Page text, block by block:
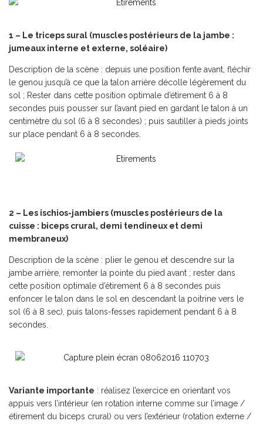
1 – Le triceps sural (muscles postérieurs de la jambe :
jumeaux interne et externe, soléaire)
Description de la scène : depuis une position fente avant, fléchir
le genou jusqu’à ce que la talon arrière décolle légèrement du
sol ; Rester dans cette position optimale d’étirement 6 à 8
secondes puis pousser sur l’avant pied en gardant le talon à un
centimètre du sol (6 à 8 secondes) ; puis sautiller à pieds joints
sur place pendant 6 à 8 secondes.
2 – Les ischios-jambiers (muscles postérieurs de la
cuisse : biceps crural, demi tendineux et demi
membraneux)
Description de la scène : plier le genou et descendre sur la
jambe arrière, remonter la pointe du pied avant ; rester dans
cette position optimale d’étirement 6 à 8 secondes puis
enfoncer le talon dans le sol en descendant la poitrine vers le
sol (6 à 8 sec), puis talons-fesses rapidement pendant 6 à 8
secondes.
Variante importante : réalisez l’exercice en orientant vos
appuis vers l’intérieur (en rotation interne comme sur l’image /
étirement du biceps crural) ou vers l’extérieur (rotation externe /